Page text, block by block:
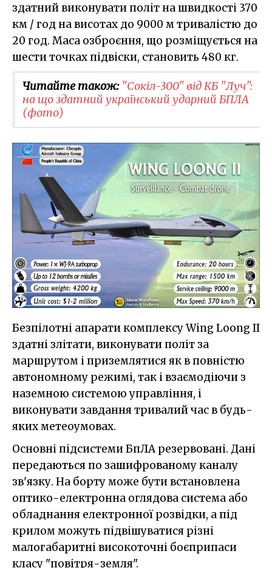
здатний виконувати політ на швидкості 370
км / год на висотах до 9000 м тривалістю до
20 год. Маса озброєння, що розміщується на
шести точках підвіски, становить 480 кг.
Читайте також: ​"Сокіл-300" від КБ "Луч":
на що здатний український ударний БПЛА
(фото)
Безпілотні апарати комплексу Wing Loong IІ
здатні злітати, виконувати політ за
маршрутом і приземлятися як в повністю
автономному режимі, так і взаємодіючи з
наземною системою управління, і
виконувати завдання тривалий час в будь-
яких метеоумовах.
Основні підсистеми БпЛА резервовані. Дані
передаються по зашифрованому каналу
зв'язку. На борту може бути встановлена
оптико-електронна оглядова система або
обладнання електронної розвідки, а під
крилом можуть підвішуватися різні
малогабаритні високоточні боєприпаси
класу "повітря-земля".